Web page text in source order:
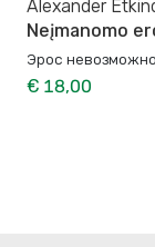
Alexander
Neįmanomo
Эрос
€ 18,00